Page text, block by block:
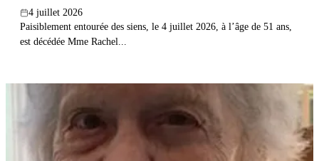
4 juillet 2026
Paisiblement entourée des siens, le 4 juillet 2026, à l’âge de 51 ans,
est décédée Mme Rachel...